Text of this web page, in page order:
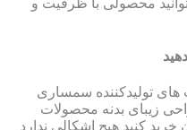
های تولیدکننده سمساری
زیبای بدنه محصولات
کنید هیچ اشکالی ندارد